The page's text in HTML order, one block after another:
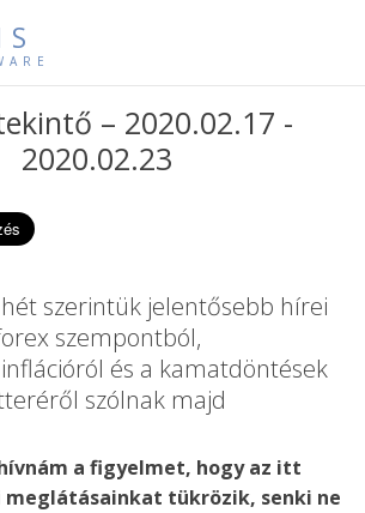
– 2020.02.17 -
2020.02.23
szerintük jelentősebb hírei
szempontból,
és a kamatdöntések
szólnak majd
a figyelmet, hogy az itt
meglátásainkat tükrözik, senki ne